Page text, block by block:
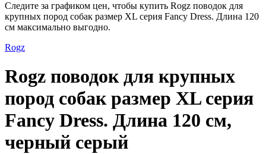
Следите за графиком цен, чтобы купить Rogz поводок для
крупных пород собак размер XL серия Fancy Dress. Длина 120
см максимально выгодно.
Rogz
Rogz поводок для крупных
пород собак размер XL серия
Fancy Dress. Длина 120 см,
черный серый